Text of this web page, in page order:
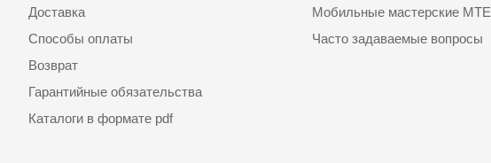
Доставка
Способы оплаты
Возврат
Гарантийные обязательства
Каталоги в формате pdf
Мобильные мастерские MTE
Часто задаваемые вопросы